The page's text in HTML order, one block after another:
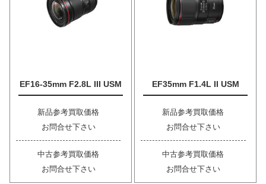
EF16-35mm F2.8L III USM
新品参考買取価格
お問合せ下さい
中古参考買取価格
お問合せ下さい
EF35mm F1.4L II USM
新品参考買取価格
お問合せ下さい
中古参考買取価格
お問合せ下さい